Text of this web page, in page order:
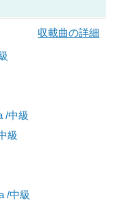
収載曲の詳細
/中級
級
/中級